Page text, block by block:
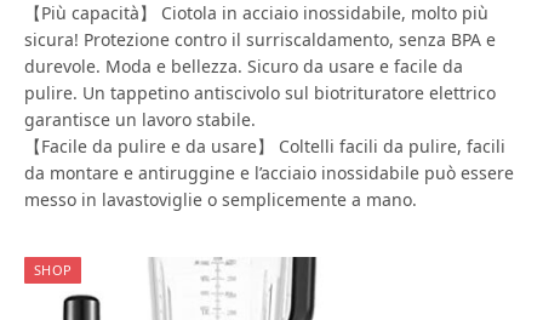
【Più capacità】 Ciotola in acciaio inossidabile, molto più
sicura! Protezione contro il surriscaldamento, senza BPA e
durevole. Moda e bellezza. Sicuro da usare e facile da
pulire. Un tappetino antiscivolo sul biotrituratore elettrico
garantisce un lavoro stabile.
【Facile da pulire e da usare】 Coltelli facili da pulire, facili
da montare e antiruggine e l’acciaio inossidabile può essere
messo in lavastoviglie o semplicemente a mano.
SHOP